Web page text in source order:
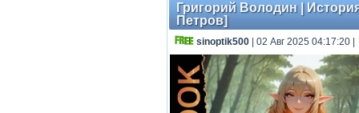
Григорий Володин |
Петров]
sinoptik500 | 02 Авг 2025 04:17:20